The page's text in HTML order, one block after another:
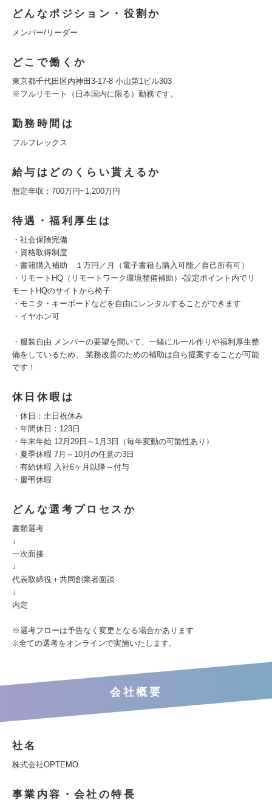
どんなポジション・役割か
メンバー/リーダー
どこで働くか
東京都千代田区内神田3-17-8 小山第1ビル303
※フルリモート（日本国内に限る）勤務です。
勤務時間は
フルフレックス
給与はどのくらい貰えるか
想定年収：700万円~1,200万円
待遇・福利厚生は
・社会保険完備
・資格取得制度
・書籍購入補助 １万円／月（電子書籍も購入可能／自己所有可）
・リモートHQ（リモートワーク環境整備補助）-設定ポイント内でリ
モートHQのサイトから椅子
・モニタ・キーボードなどを自由にレンタルすることができます
・イヤホン可
・服装自由 メンバーの要望を聞いて、一緒にルール作りや福利厚生整
備をしているため、 業務改善のための補助は自ら提案することが可能
です！
休日休暇は
・休日：土日祝休み
・年間休日：123日
・年末年始 12月29日～1月3日（毎年変動の可能性あり）
・夏季休暇 7月～10月の任意の3日
・有給休暇 入社6ヶ月以降～付与
・慶弔休暇
どんな選考プロセスか
書類選考
↓
一次面接
↓
代表取締役＋共同創業者面談
↓
内定
※選考フローは予告なく変更となる場合があります
※全ての選考をオンラインで実施いたします。
会社概要
社名
株式会社OPTEMO
事業内容・会社の特長